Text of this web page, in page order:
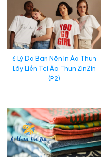
6 Lý Do Bạn Nên In Áo Thun
Lấy Liền Tại Áo Thun ZinZin
(P2)